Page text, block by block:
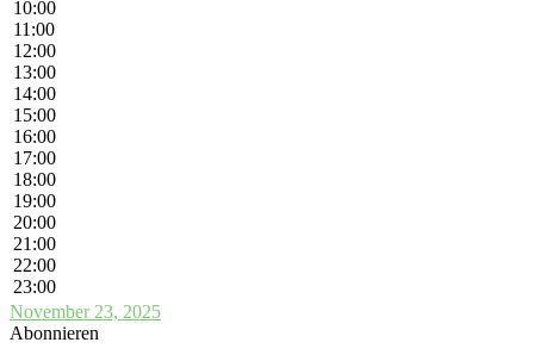
10:00
11:00
12:00
13:00
14:00
15:00
16:00
17:00
18:00
19:00
20:00
21:00
22:00
23:00
November 23, 2025
Abonnieren